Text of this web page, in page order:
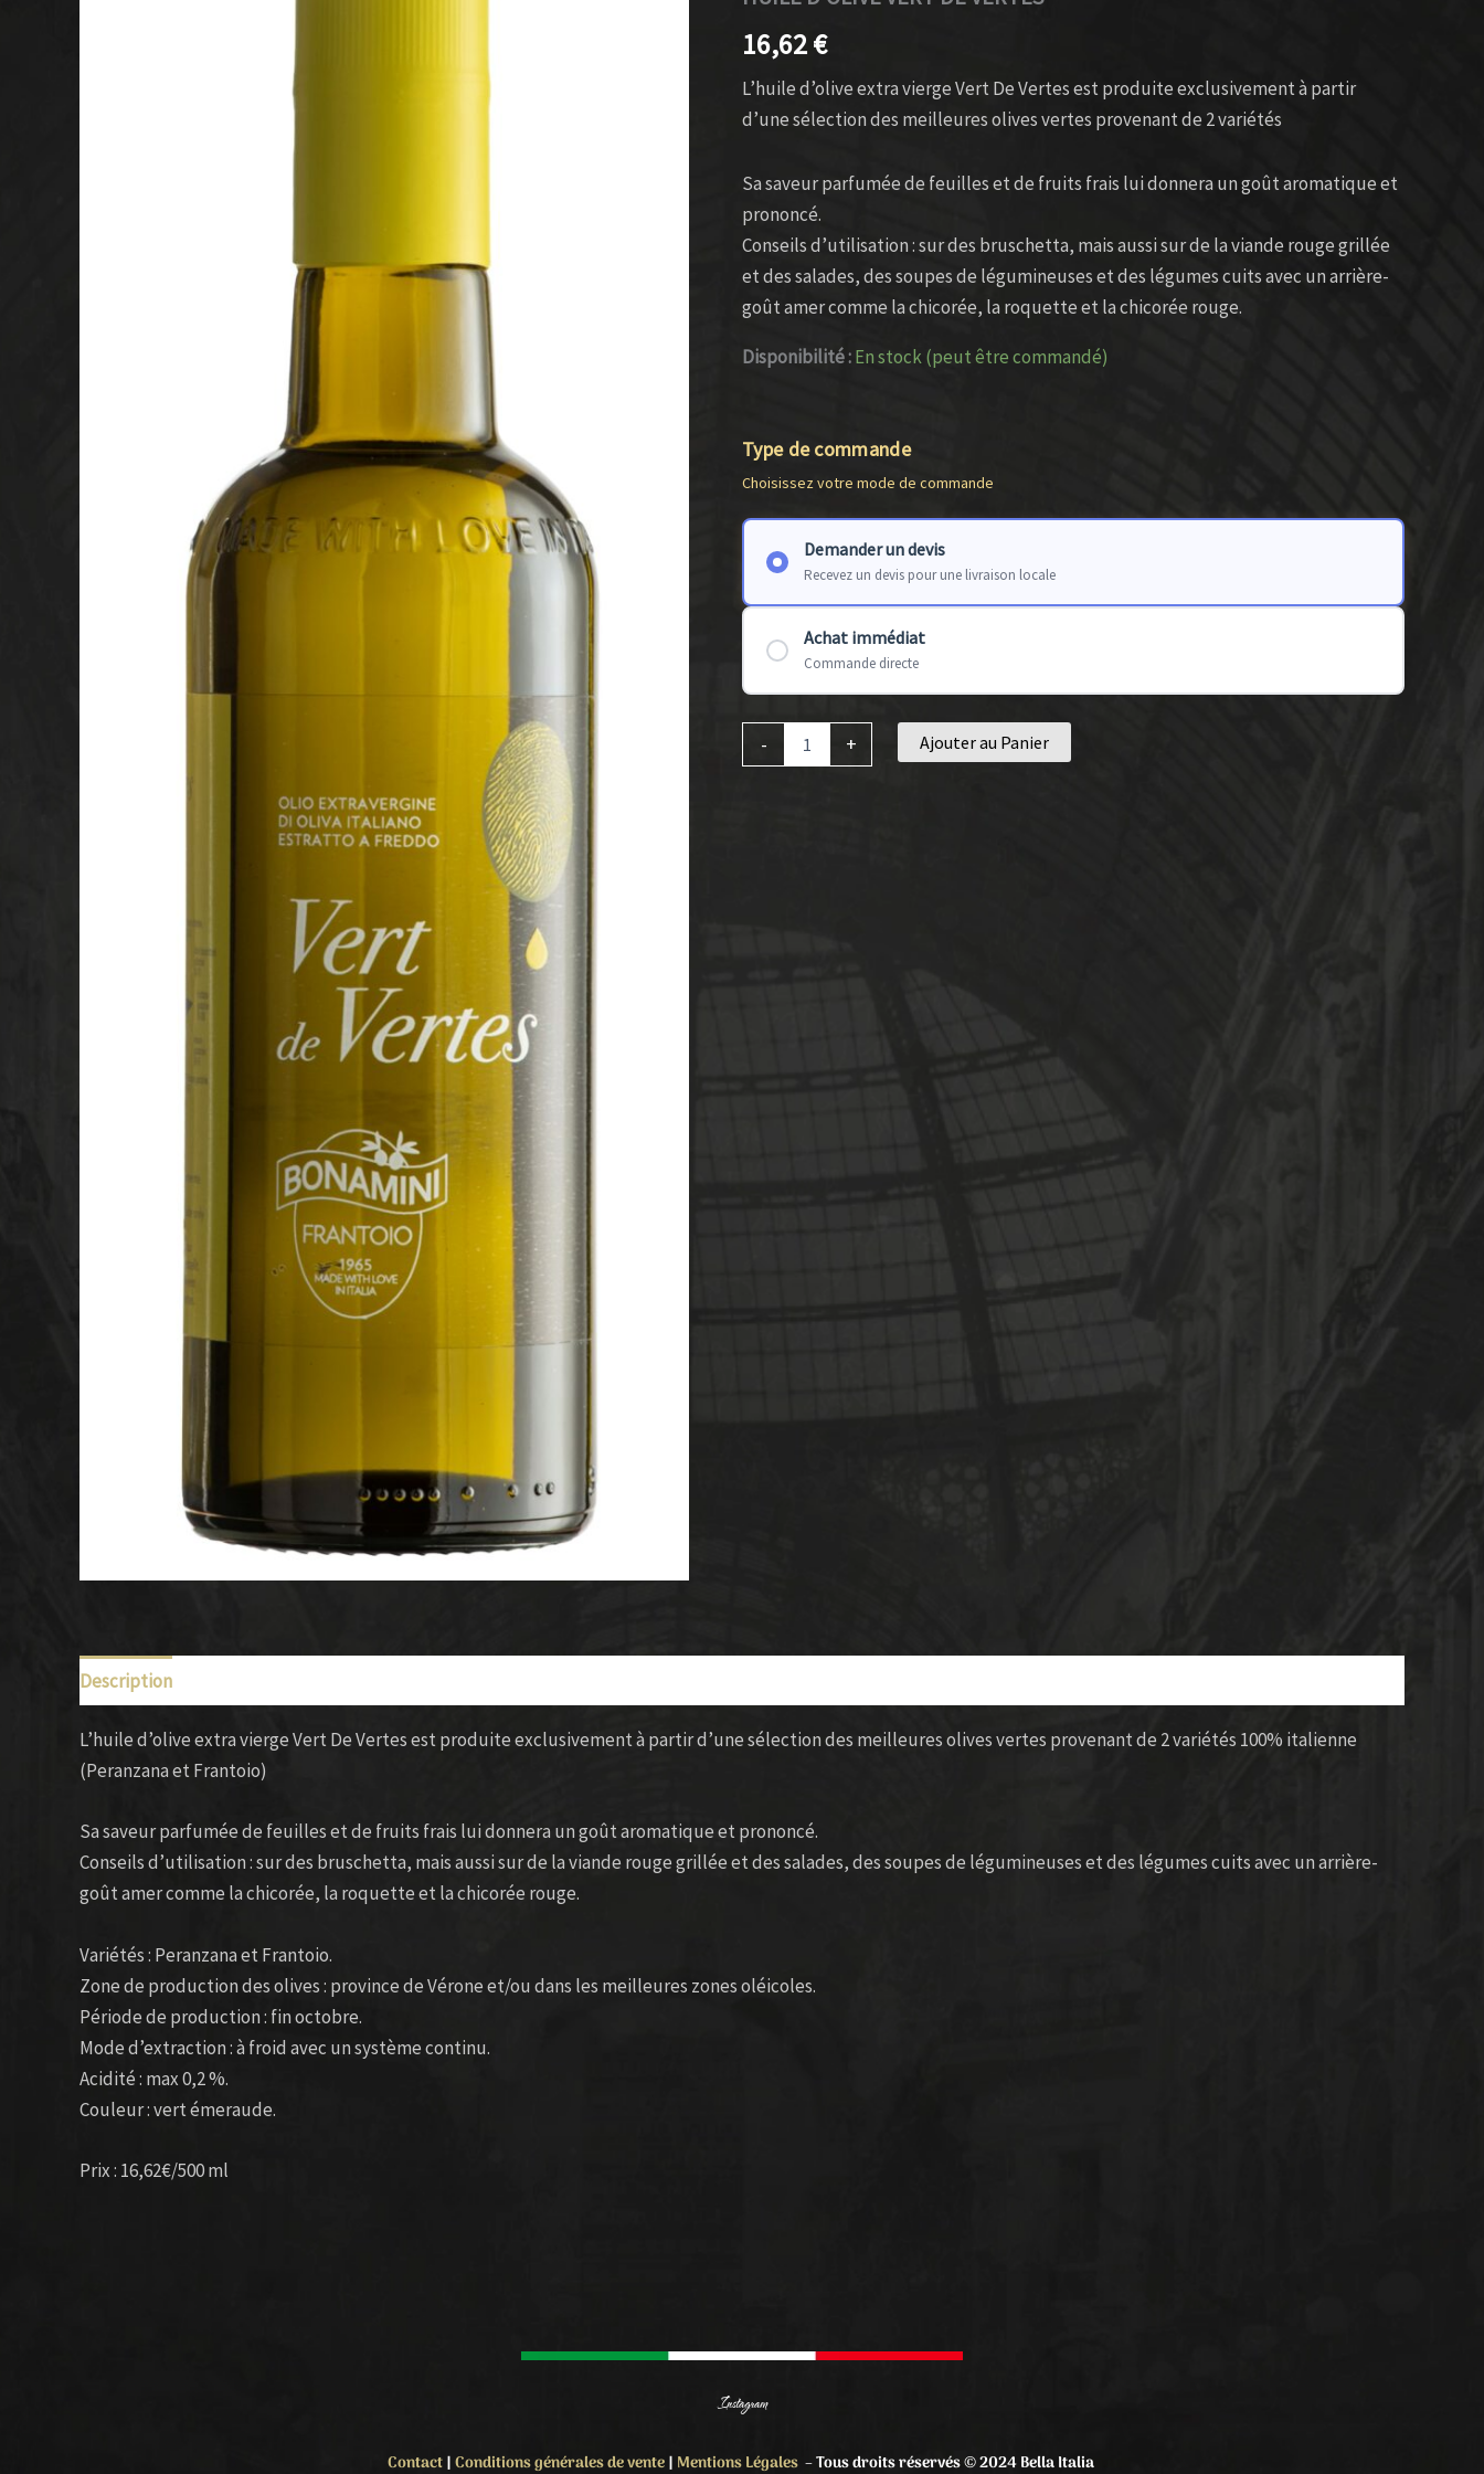
16,62€
L’huile d’olive extra vierge Vert De Vertes est produite exclusivement à partir
d’une sélection des meilleures olives vertes provenant de 2 variétés
Sa saveur parfumée de feuilles et de fruits frais lui donnera un goût aromatique et
prononcé.
Conseils d’utilisation : sur des bruschetta, mais aussi sur de la viande rouge grillée
et des salades, des soupes de légumineuses et des légumes cuits avec un arrière-
goût amer comme la chicorée, la roquette et la chicorée rouge.
Disponibilité :En stock (peut être commandé)
Type de commande
Choisissez votre mode de commande
Demander un devis
Recevez un devis pour une livraison locale
Achat immédiat
Commande directe
-
DE
VERTES
+ Ajouter au Panier
Description
L’huile d’olive extra vierge Vert De Vertes est produite exclusivement à partir d’une sélection des meilleures olives vertes provenant de 2 variétés 100% italienne
(Peranzana et Frantoio)
Sa saveur parfumée de feuilles et de fruits frais lui donnera un goût aromatique et prononcé.
Conseils d’utilisation : sur des bruschetta, mais aussi sur de la viande rouge grillée et des salades, des soupes de légumineuses et des légumes cuits avec un arrière-
goût amer comme la chicorée, la roquette et la chicorée rouge.
Variétés : Peranzana et Frantoio.
Zone de production des olives : province de Vérone et/ou dans les meilleures zones oléicoles.
Période de production : fin octobre.
Mode d’extraction : à froid avec un système continu.
Acidité : max 0,2 %.
Couleur : vert émeraude.
Prix : 16,62€/500 ml
Instagram
Contact|Conditions générales de vente| Mentions Légales–Tous droits réservés © 2024 Bella Italia